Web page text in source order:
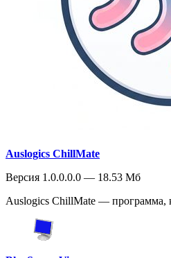
Auslogics ChillMate
Версия 1.0.0.0.0 — 18.53 Мб
Auslogics ChillMate — программа,